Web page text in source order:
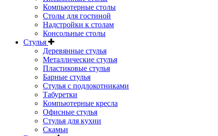
Компьютерные столы
Столы для гостиной
Надстройки к столам
Консольные столы
Стулья
Деревянные стулья
Металлические стулья
Пластиковые стулья
Барные стулья
Стулья с подлокотниками
Табуретки
Компьютерные кресла
Офисные стулья
Стулья для кухни
Скамьи